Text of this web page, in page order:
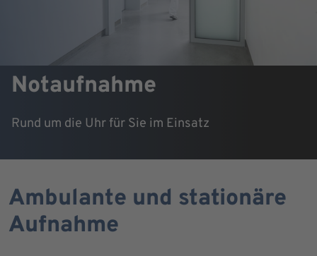
Notaufnahme
Rund um die Uhr für Sie im Einsatz
Ambulante und stationäre
Aufnahme